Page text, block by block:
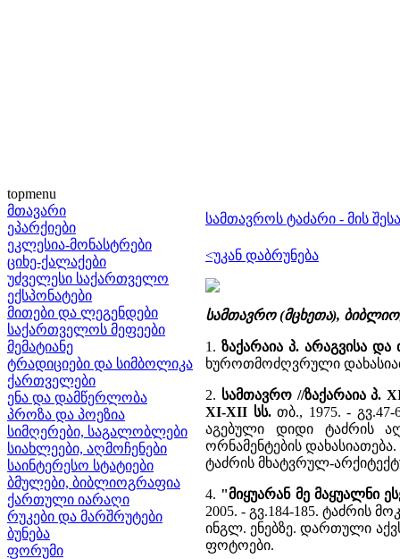
topmenu
მთავარი
ეპარქიები
ეკლესია-მონასტრები
ციხე-ქალაქები
უძველესი საქართველო
ექსპონატები
მითები და ლეგენდები
საქართველოს მეფეები
მემატიანე
ტრადიციები და სიმბოლიკა
ქართველები
ენა და დამწერლობა
პროზა და პოეზია
სიმღერები, საგალობლები
სიახლეები, აღმოჩენები
საინტერესო სტატიები
ბმულები, ბიბლიოგრაფია
ქართული იარაღი
რუკები და მარშრუტები
ბუნება
ფორუმი
სამთავროს ტაძარი - მის
<უკან დაბრუნება
სამთავრო (მცხეთა),
1. ზაქარაია პ. არაგვისა და
ხუროთმოძღვრული
2. სამთავრო //ზაქარაია პ.
XI-XII სს.თბ., 1975. - გვ.47-
აგებული დიდი ტაძრის
ორნამენტების
ტაძრის მხატვრულ-
4. "მიყუარან მე მაყუალნი
2005. - გვ.184-185.
ინგლ. ენებზე. დართული
ფოტოები.